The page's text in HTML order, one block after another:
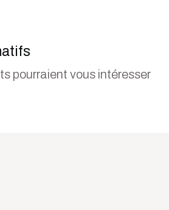
pourraient vous intéresser